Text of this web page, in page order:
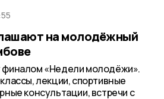
на молодёжный
финалом «Недели молодёжи».
лекции, спортивные
консультации, встречи с